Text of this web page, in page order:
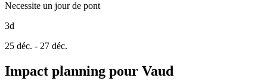
Necessite un jour de pont
3d
25 déc. - 27 déc.
Impact planning pour Vaud